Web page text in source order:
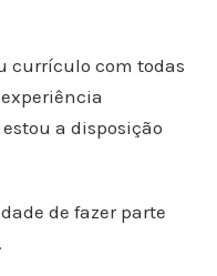
currículo com todas
a disposição
de fazer parte